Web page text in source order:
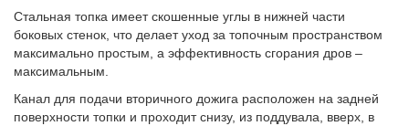
Стальная топка имеет скошенные углы в нижней части
боковых стенок, что делает уход за топочным пространством
максимально простым, а эффективность сгорания дров –
максимальным.
Канал для подачи вторичного дожига расположен на задней
поверхности топки и проходит снизу, из поддувала, вверх, в